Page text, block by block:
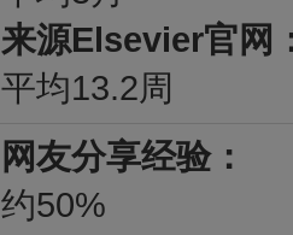
来源Elsevier官网
平均13.2周
网友分享经验：
约50%